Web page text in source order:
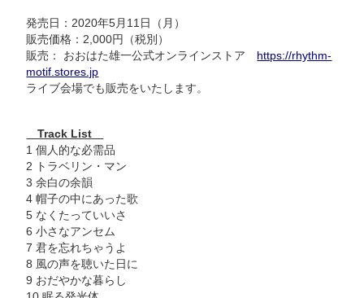
発売日：2020年5月11日（月）
販売価格：2,000円（税別）
販売： おおはた雄一公式オンラインストア https://rhythm-
motif.stores.jp
ライブ会場でも販売をいたします。
Track List
1 個人的な必需品
2 トラベリン・マン
3 余白の余韻
4 帽子の中にあった歌
5 なくたっていいさ
6 小さなアンセム
7 君を忘れちゃうよ
8 風の声を聴いた日に
9 おだやかな暮らし